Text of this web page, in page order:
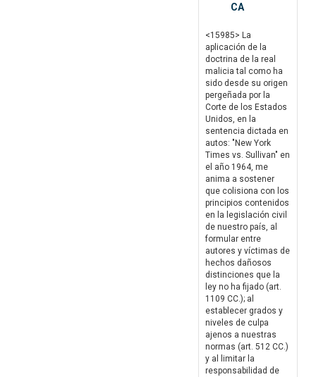
CA
<15985> La
aplicación de la
doctrina de la real
malicia tal como ha
sido desde su origen
pergeñada por la
Corte de los Estados
Unidos, en la
sentencia dictada en
autos: "New York
Times vs. Sullivan" en
el año 1964, me
anima a sostener
que colisiona con los
principios contenidos
en la legislación civil
de nuestro país, al
formular entre
autores y víctimas de
hechos dañosos
distinciones que la
ley no ha fijado (art.
1109 CC.); al
establecer grados y
niveles de culpa
ajenos a nuestras
normas (art. 512 CC.)
y al limitar la
responsabilidad de